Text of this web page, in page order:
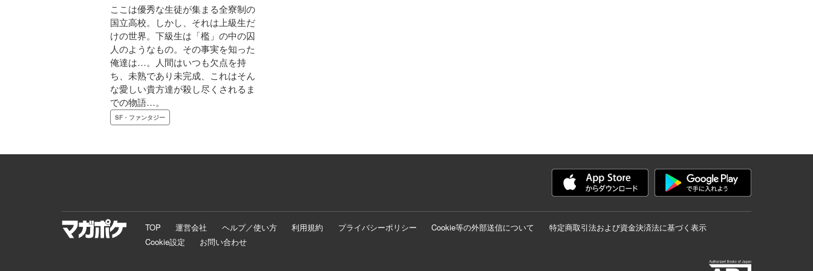
ここは優秀な生徒が集まる全寮制の
国立高校。しかし、それは上級生だ
けの世界。下級生は「檻」の中の囚
人のようなもの。その事実を知った
俺達は…。人間はいつも欠点を持
ち、未熟であり未完成、これはそん
な愛しい貴方達が殺し尽くされるま
での物語…。
SF・ファンタジー
TOP 運営会社 ヘルプ／使い方 利用規約 プライバシーポリシー Cookie等の外部送信について
特定商取引法および資金決済法に基づく表示
Cookie設定
お問い合わせ